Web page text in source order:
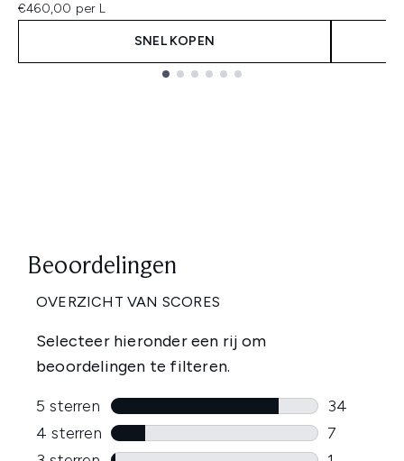
€460,00 per L
SNEL KOPEN